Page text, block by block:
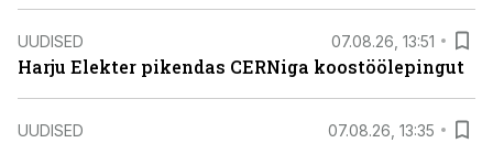
UUDISED 07.08.26, 13:51
Harju Elekter pikendas CERNiga koostöölepingut
UUDISED 07.08.26, 13:35